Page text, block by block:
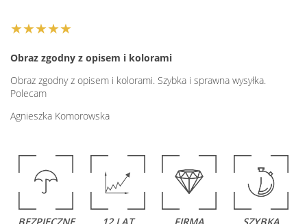
★★★★★
Obraz zgodny z opisem i kolorami
Obraz zgodny z opisem i kolorami. Szybka i sprawna wysyłka.
Polecam
Agnieszka Komorowska